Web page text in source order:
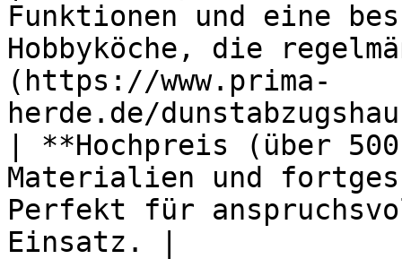
Funktionen und eine
Hobbyköche, die
(https://www.prima-
herde.de/
| **Hochpreis (über
Materialien und
Perfekt für
Einsatz. |